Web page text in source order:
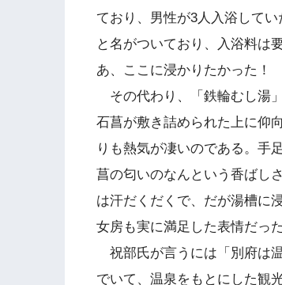
ており、男性が3人入浴して
と名がついており、入浴料は
あ、ここに浸かりたかった！
その代わり、「鉄輪むし湯
石菖が敷き詰められた上に仰
りも熱気が凄いのである。手
菖の匂いのなんという香ばし
は汗だくだくで、だが湯槽に
女房も実に満足した表情だった
祝部氏が言うには「別府は
でいて、温泉をもとにした観